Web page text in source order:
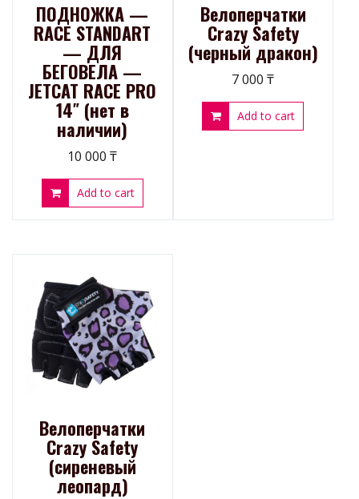
ПОДНОЖКА —
RACE STANDART
— ДЛЯ
БЕГОВЕЛА —
JETCAT RACE PRO
14″ (нет в
наличии)
10 000₸
Add to cart
Велоперчатки
Crazy Safety
(черный дракон)
7 000₸
Add to cart
Велоперчатки
Crazy Safety
(сиреневый
леопард)